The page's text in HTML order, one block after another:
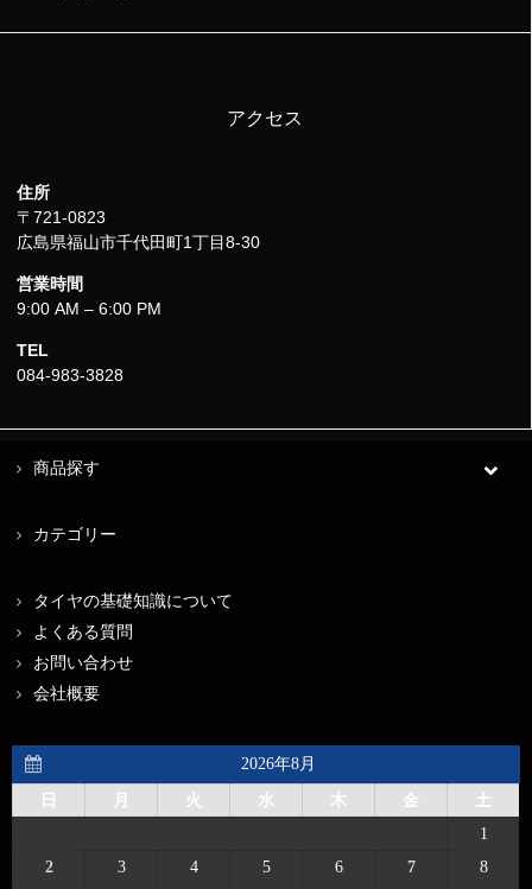
アクセス
住所
〒721-0823
広島県福山市千代田町1丁目8-30
営業時間
9:00 AM – 6:00 PM
TEL
084-983-3828
商品探す
カテゴリー
タイヤの基礎知識について
よくある質問
お問い合わせ
会社概要
2026年8月
日 月 火 水 木 金
土
1
2
3 4 5 6 7 8